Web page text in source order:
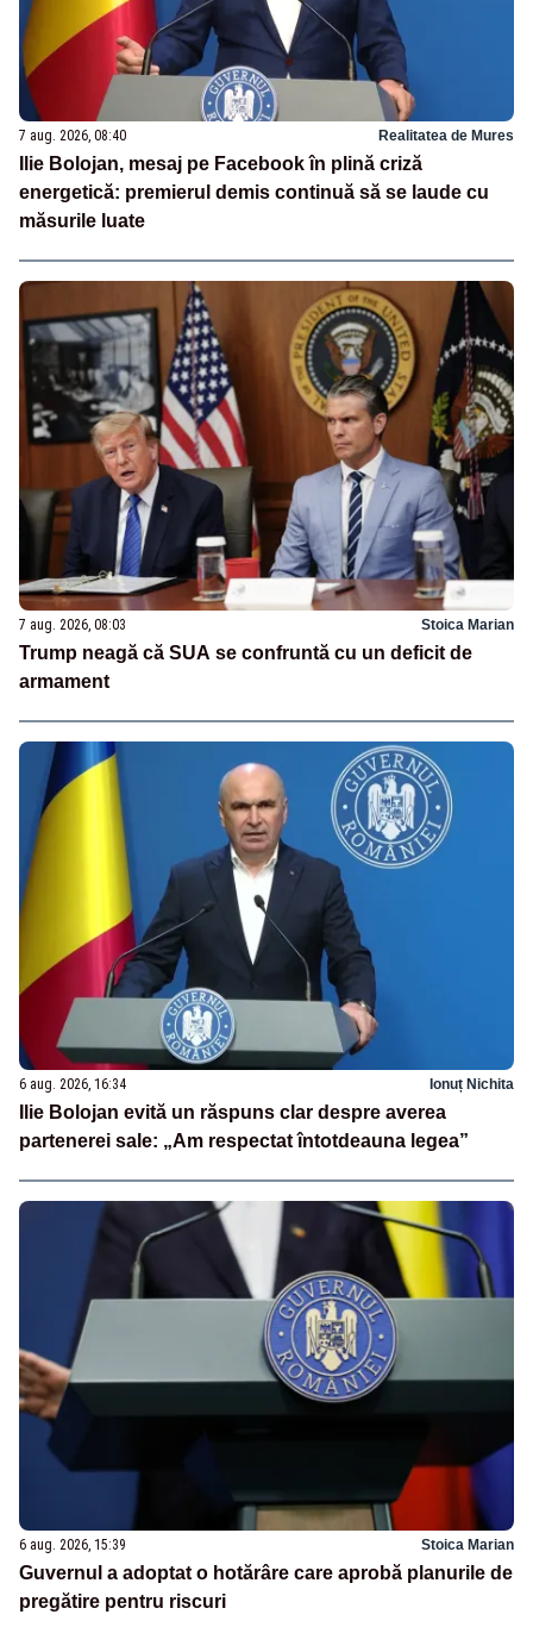
7 aug. 2026, 08:40 Realitatea de Mures
Ilie Bolojan, mesaj pe Facebook în plină criză
energetică: premierul demis continuă să se laude cu
măsurile luate
7 aug. 2026, 08:03 Stoica Marian
Trump neagă că SUA se confruntă cu un deficit de
armament
6 aug. 2026, 16:34 Ionuț Nichita
Ilie Bolojan evită un răspuns clar despre averea
partenerei sale: „Am respectat întotdeauna legea”
6 aug. 2026, 15:39 Stoica Marian
Guvernul a adoptat o hotărâre care aprobă planurile de
pregătire pentru riscuri